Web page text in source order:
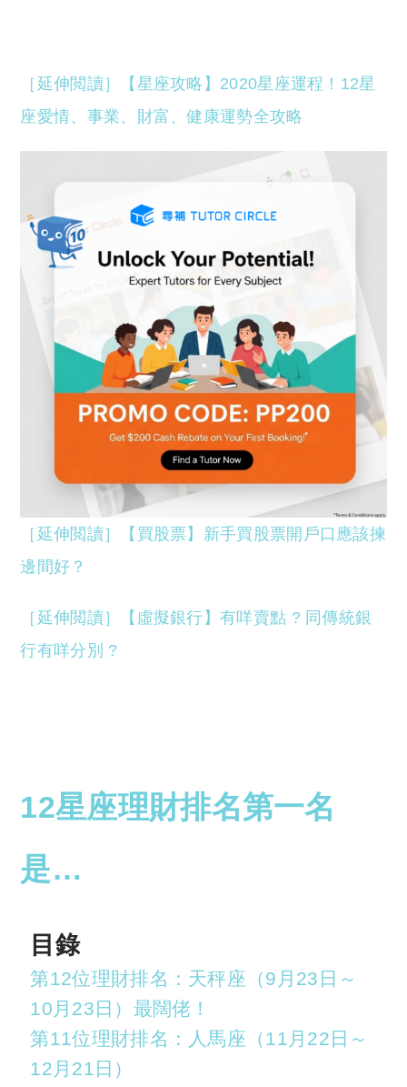
［延伸閲讀］【星座攻略】2020星座運程！12星
座愛情、事業、財富、健康運勢全攻略
［延伸閲讀］【買股票】新手買股票開戶口應該揀
邊間好？
［延伸閲讀］【虛擬銀行】有咩賣點 ? 同傳統銀
行有咩分別 ?
12星座理財排名第一名
是…
目錄
第12位理財排名：天秤座（9月23日～
10月23日）最闊佬！
第11位理財排名：人馬座（11月22日～
12月21日）